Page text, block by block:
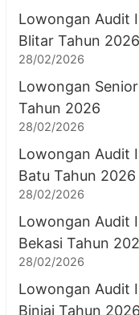
Lowongan Audit
Blitar Tahun 2026
28/02/2026
Lowongan
Tahun 2026
28/02/2026
Lowongan Audit
Batu Tahun 2026
28/02/2026
Lowongan Audit
Bekasi Tahun
28/02/2026
Lowongan Audit
Binjai Tahun 2026